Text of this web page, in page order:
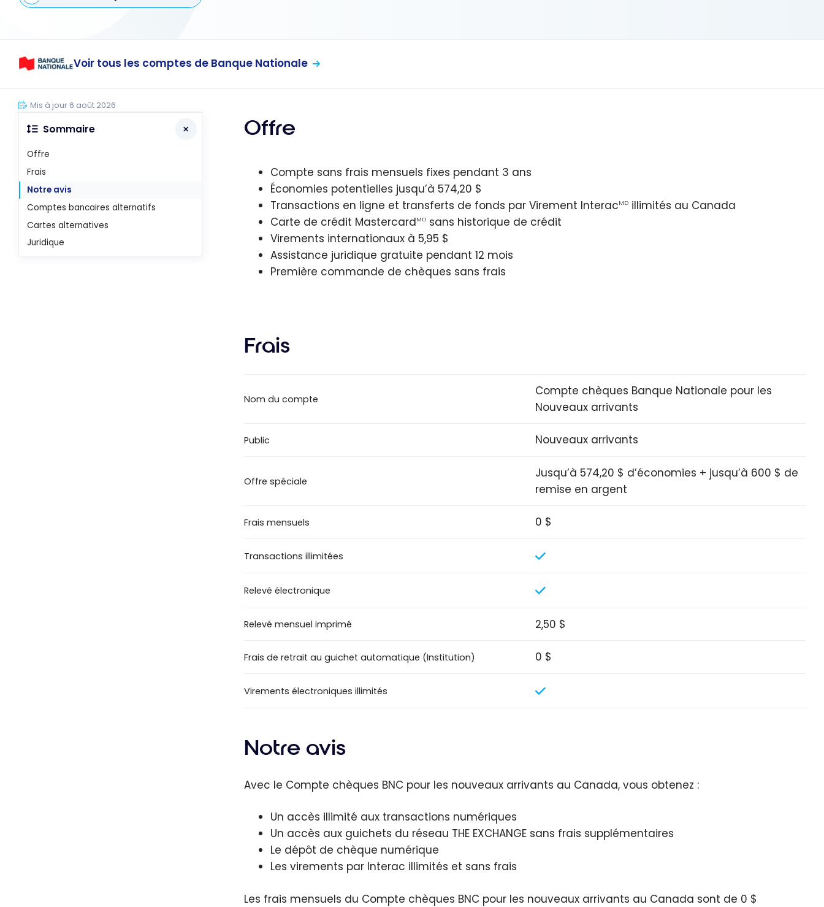
Voir tous les comptes de Banque Nationale
Offre
Compte sans frais mensuels fixes pendant 3 ans
Économies potentielles jusqu’à 574,20 $
Transactions en ligne et transferts de fonds par Virement InteracMDillimités au Canada
Carte de crédit MastercardMDsans historique de crédit
Virements internationaux à 5,95 $
Assistance juridique gratuite pendant 12 mois
Première commande de chèques sans frais
Frais
Nom du compte
Compte chèques Banque Nationale pour les
Nouveaux arrivants
Public Nouveaux arrivants
Offre spéciale
Jusqu’à 574,20 $ d’économies + jusqu’à 600 $ de
remise en argent
Frais mensuels 0 $
Transactions illimitées
Relevé électronique
Relevé mensuel imprimé 2,50 $
Frais de retrait au guichet automatique (Institution) 0 $
Virements électroniques illimités
Notre avis
Avec le Compte chèques BNC pour les nouveaux arrivants au Canada, vous obtenez :
Un accès illimité aux transactions numériques
Un accès aux guichets du réseau THE EXCHANGE sans frais supplémentaires
Le dépôt de chèque numérique
Les virements par Interac illimités et sans frais
Les frais mensuels du Compte chèques BNC pour les nouveaux arrivants au Canada sont de 0 $
Mis à jour 6 août 2026
Sommaire
Offre
Frais
Notre avis
Comptes bancaires alternatifs
Cartes alternatives
Juridique